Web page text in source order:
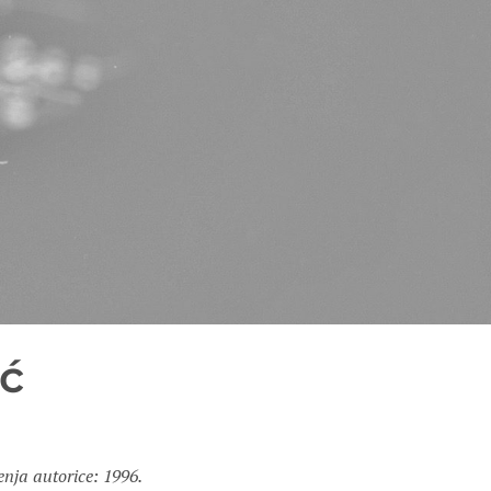
autorice: 1996.